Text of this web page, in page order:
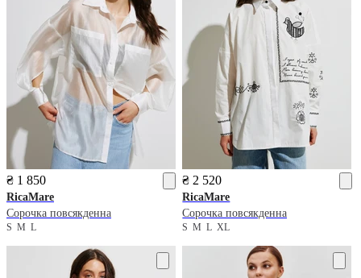
₴ 1 850
RicaMare
Сорочка повсякденна
S M L
₴ 2 520
RicaMare
Сорочка повсякденна
SMLXL